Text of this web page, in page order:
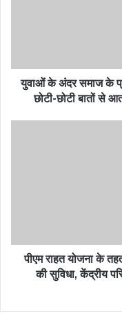
युवाओं के अंदर समाज के
छोटी-छोटी बातों से
पीएम राहत योजना के
की सुविधा, केंद्रीय